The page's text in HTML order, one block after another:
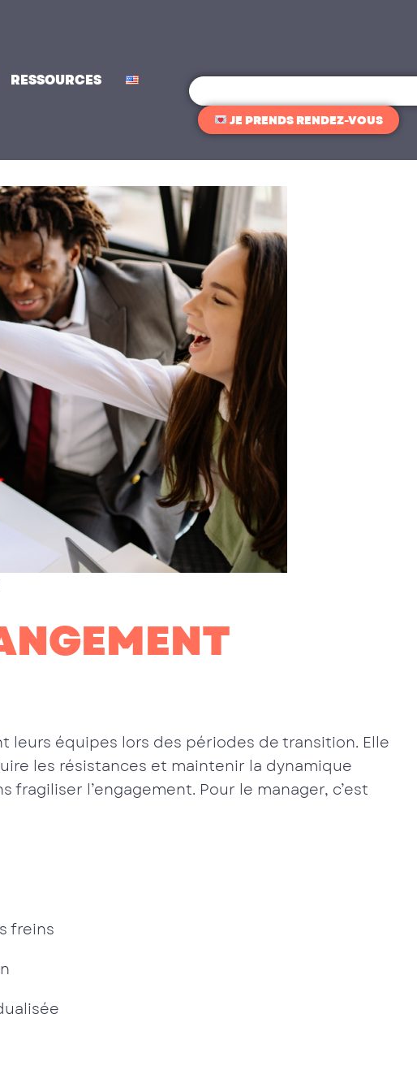
RESSOURCES Rechercher
JE PRENDS RENDEZ-VOUS
équipes lors des périodes de transition. Elle
les résistances et maintenir la dynamique
l’engagement. Pour le manager, c’est
freins